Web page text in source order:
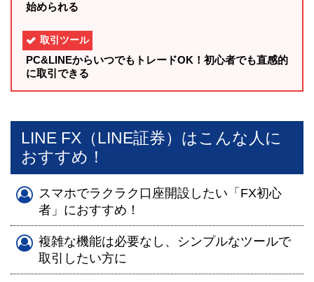
始められる
取引ツール
PC&LINEからいつでもトレードOK！初心者でも直感的
に取引できる
LINE FX（LINE証券）はこんな人に
おすすめ！
スマホでラクラク口座開設したい「FX初心
者」におすすめ！
複雑な機能は必要なし、シンプルなツールで
取引したい方に